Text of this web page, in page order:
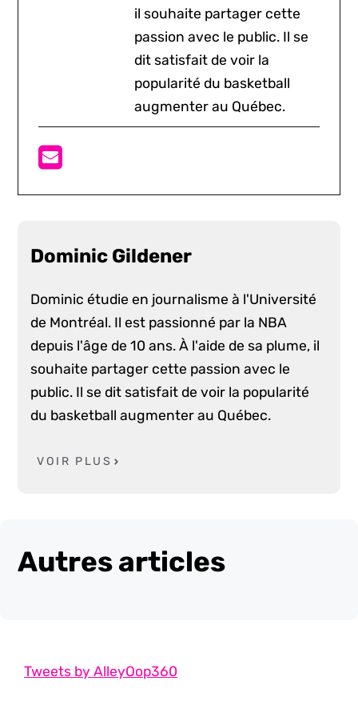
il souhaite partager cette
passion avec le public. Il se
dit satisfait de voir la
popularité du basketball
augmenter au Québec.
Dominic Gildener
Dominic étudie en journalisme à l'Université
de Montréal. Il est passionné par la NBA
depuis l'âge de 10 ans. À l'aide de sa plume, il
souhaite partager cette passion avec le
public. Il se dit satisfait de voir la popularité
du basketball augmenter au Québec.
VOIR PLUS
Autres articles
Tweets by AlleyOop360